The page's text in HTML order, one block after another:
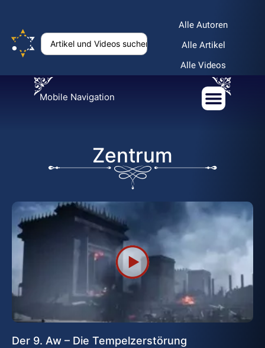
Alle Autoren
Alle Artikel
Alle Videos
Mobile Navigation
Zentrum
Der 9. Aw – Die Tempelzerstörung